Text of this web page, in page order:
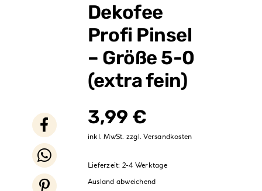
PartydekorationDekofee
Profi Pinsel
– Größe 5-0
(extra fein)
3,99 €
inkl. MwSt. zzgl.Versandkosten
Lieferzeit: 2-4 Werktage
Ausland abweichend